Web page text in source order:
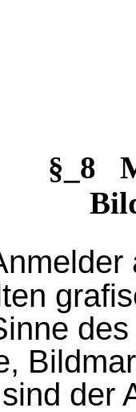
§_8
der